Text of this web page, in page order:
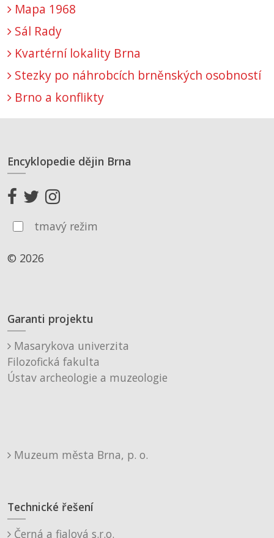
Mapa 1968
Sál Rady
Kvartérní lokality Brna
Stezky po náhrobcích brněnských osobností
Brno a konflikty
Encyklopedie dějin Brna
tmavý režim
© 2026
Garanti projektu
Masarykova univerzita
Filozofická fakulta
Ústav archeologie a muzeologie
Muzeum města Brna, p. o.
Technické řešení
Černá a fialová s.r.o.